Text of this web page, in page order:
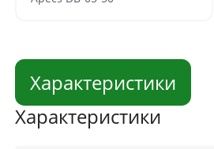
Характеристики
Характеристики